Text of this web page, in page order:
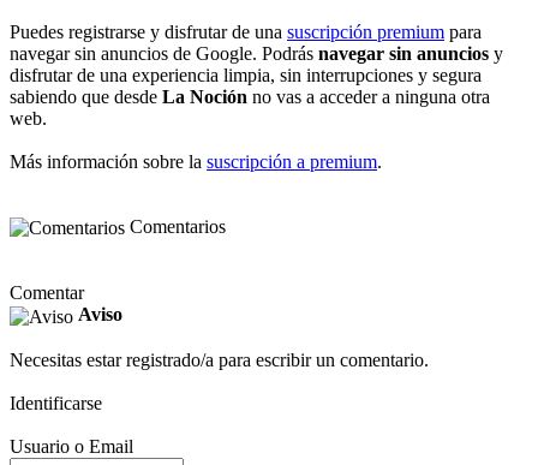
Puedes registrarse y disfrutar de una suscripción premium para
navegar sin anuncios de Google. Podrás navegar sin anuncios y
disfrutar de una experiencia limpia, sin interrupciones y segura
sabiendo que desde La Noción no vas a acceder a ninguna otra
web.
Más información sobre la suscripción a premium.
Comentarios
Comentar
Aviso
Necesitas estar registrado/a para escribir un comentario.
Identificarse
Usuario o Email